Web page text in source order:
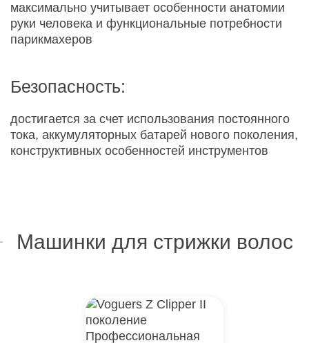
максимально учитывает особенности анатомии
руки человека и функциональные потребности
парикмахеров
Безопасность:
достигается за счет использования постоянного
тока, аккумуляторных батарей нового поколения,
конструктивных особенностей инструментов
Машинки для стрижки волос